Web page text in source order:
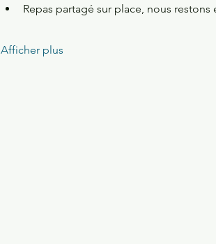
Repas partagé sur place, nous
Afficher plus